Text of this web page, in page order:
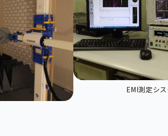
EMI測定シ